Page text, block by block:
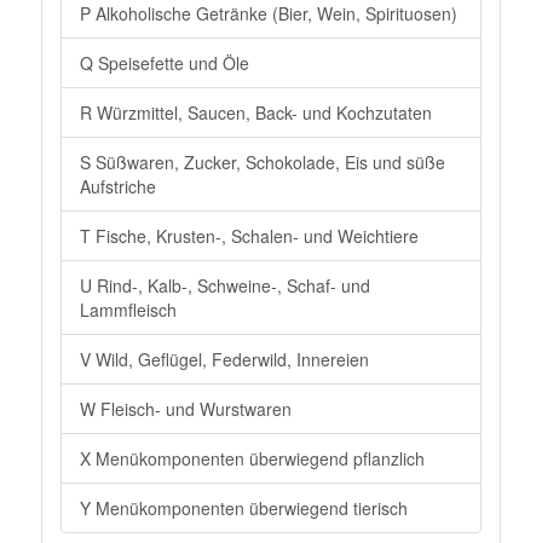
P Alkoholische Getränke (Bier, Wein, Spirituosen)
Q Speisefette und Öle
R Würzmittel, Saucen, Back- und Kochzutaten
S Süßwaren, Zucker, Schokolade, Eis und süße
Aufstriche
T Fische, Krusten-, Schalen- und Weichtiere
U Rind-, Kalb-, Schweine-, Schaf- und
Lammfleisch
V Wild, Geflügel, Federwild, Innereien
W Fleisch- und Wurstwaren
X Menükomponenten überwiegend pflanzlich
Y Menükomponenten überwiegend tierisch